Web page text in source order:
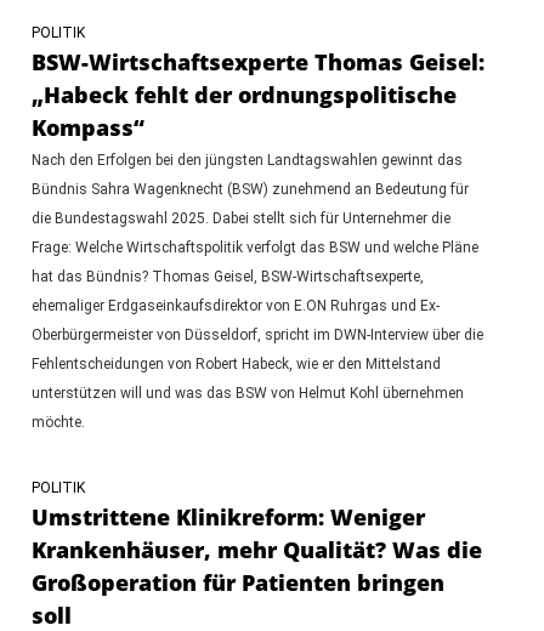
POLITIK
BSW-Wirtschaftsexperte Thomas Geisel:
„Habeck fehlt der ordnungspolitische
Kompass“
Nach den Erfolgen bei den jüngsten Landtagswahlen gewinnt das
Bündnis Sahra Wagenknecht (BSW) zunehmend an Bedeutung für
die Bundestagswahl 2025. Dabei stellt sich für Unternehmer die
Frage: Welche Wirtschaftspolitik verfolgt das BSW und welche Pläne
hat das Bündnis? Thomas Geisel, BSW-Wirtschaftsexperte,
ehemaliger Erdgaseinkaufsdirektor von E.ON Ruhrgas und Ex-
Oberbürgermeister von Düsseldorf, spricht im DWN-Interview über die
Fehlentscheidungen von Robert Habeck, wie er den Mittelstand
unterstützen will und was das BSW von Helmut Kohl übernehmen
möchte.
POLITIK
Umstrittene Klinikreform: Weniger
Krankenhäuser, mehr Qualität? Was die
Großoperation für Patienten bringen
soll